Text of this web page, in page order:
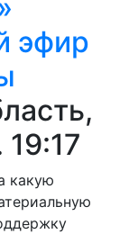
эфир
19:17
какую